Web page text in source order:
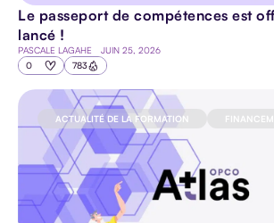
Le passeport de compétences est
lancé !
PASCALE LAGAHE JUIN 25, 2026
0 783
ACTUALITÉ DE LA FORMATION